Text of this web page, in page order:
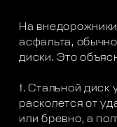
На
асфальта,
диски. Это
1. Стальной диск
расколется от
или бревно, а